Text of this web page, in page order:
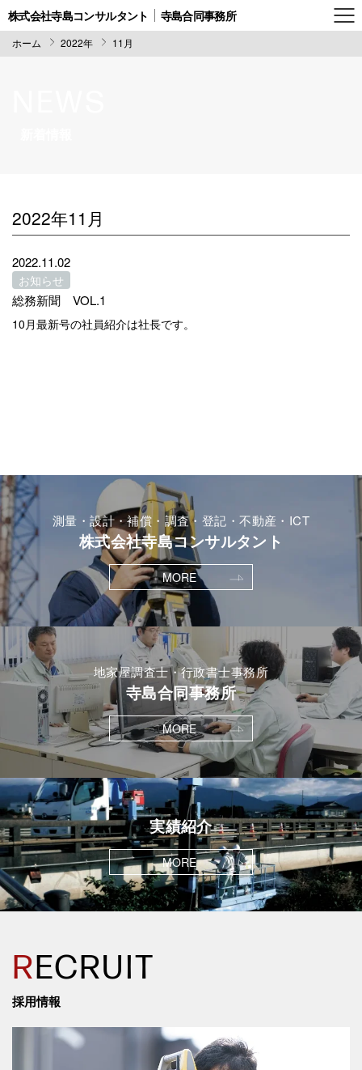
株式会社寺島コンサルタント 寺島合同事務所
ホーム 2022年 11月
2022年11月
2022.11.02
お知らせ
総務新聞 VOL.1
10月最新号の社員紹介は社長です。
測量・設計・補償・調査・登記・不動産・ICT
株式会社寺島コンサルタント
MORE
地家屋調査士・行政書士事務所
寺島合同事務所
MORE
実績紹介
MORE
RECRUIT
採用情報